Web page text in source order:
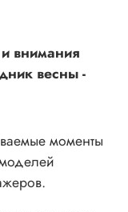
внимания
весны -
моменты